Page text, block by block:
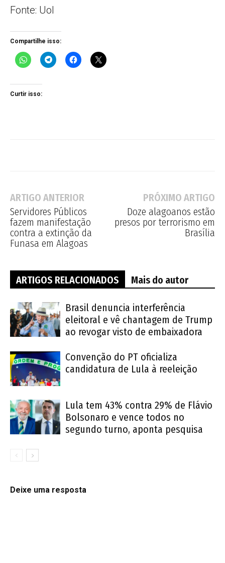
Fonte: Uol
Compartilhe isso:
Curtir isso:
ARTIGO ANTERIOR
Servidores Públicos
fazem manifestação
contra a extinção da
Funasa em Alagoas
PRÓXIMO ARTIGO
Doze alagoanos estão
presos por terrorismo em
Brasília
ARTIGOS RELACIONADOS Mais do autor
Brasil denuncia interferência
eleitoral e vê chantagem de Trump
ao revogar visto de embaixadora
Convenção do PT oficializa
candidatura de Lula à reeleição
Lula tem 43% contra 29% de Flávio
Bolsonaro e vence todos no
segundo turno, aponta pesquisa
Deixe uma resposta